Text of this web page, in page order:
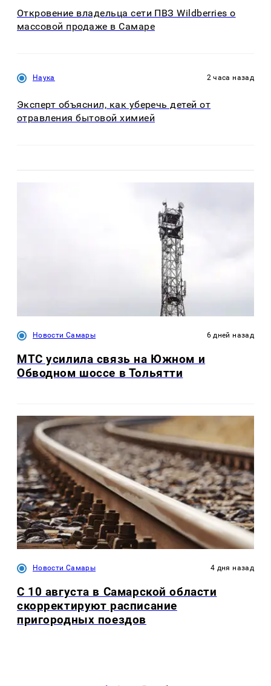
Откровение владельца сети ПВЗ Wildberries о
массовой продаже в Самаре
Наука 2 часа назад
Эксперт объяснил, как уберечь детей от
отравления бытовой химией
Новости Самары 6 дней назад
МТС усилила связь на Южном и
Обводном шоссе в Тольятти
Новости Самары 4 дня назад
С 10 августа в Самарской области
скорректируют расписание
пригородных поездов